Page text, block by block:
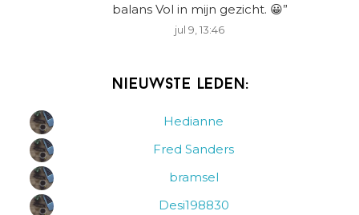
balans Vol in mijn gezicht. 😀”
jul 9, 13:46
Nieuwste leden:
Hedianne
Fred Sanders
bramsel
Desi198830